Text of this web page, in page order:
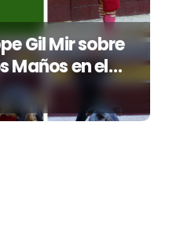
Gil Mir sobre
Maños en el